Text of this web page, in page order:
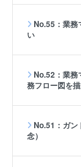
No.55：業務
い
No.52：業務
務フロー図を
No.51：ガン
念）